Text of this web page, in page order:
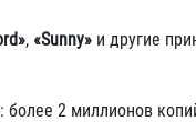
, «Sunny» и другие
2 миллионов